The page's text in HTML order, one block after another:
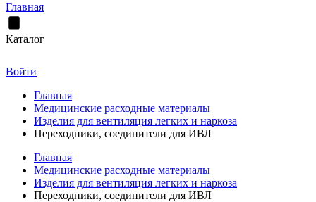
Главная
Каталог
Войти
Главная
Медицинские расходные материалы
Изделия для вентиляция легких и наркоза
Переходники, соединители для ИВЛ
Главная
Медицинские расходные материалы
Изделия для вентиляция легких и наркоза
Переходники, соединители для ИВЛ